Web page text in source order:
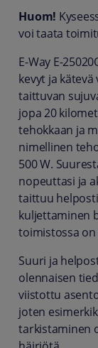
Huom!
voi taata
E-Way E-
kevyt ja
taittuvan
jopa 20
tehokkaan ja
nimellinen
500 W.
nopeuttasi ja
taittuu
kuljettaminen
toimistossa
Suuri ja
olennaisen
viistottu
joten
tarkistaminen